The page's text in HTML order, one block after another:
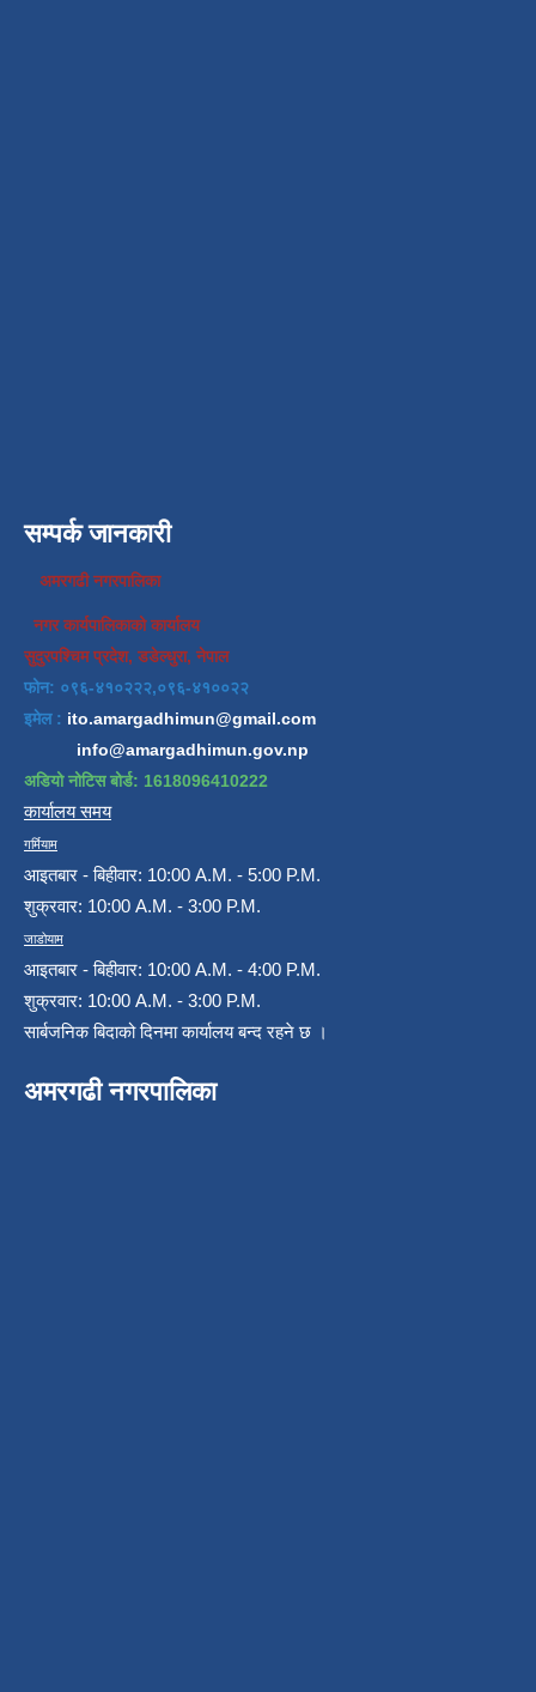
सम्पर्क जानकारी
अमरगढी नगरपालिका
नगर कार्यपालिकाको कार्यालय
सुदुरपश्चिम प्रदेश, डडेल्धुरा, नेपाल
फोन: ०९६-४१०२२२,०९६-४१००२२
इमेल : ito.amargadhimun@gmail.com
info@amargadhimun.gov.np
अडियो नोटिस बोर्ड: 1618096410222
कार्यालय समय
गर्मियाम
आइतबार - बिहीवार: 10:00 A.M. - 5:00 P.M.
शुक्रवार: 10:00 A.M. - 3:00 P.M.
जाडोयाम
आइतबार - बिहीवार: 10:00 A.M. - 4:00 P.M.
शुक्रवार: 10:00 A.M. - 3:00 P.M.
सार्बजनिक बिदाको दिनमा कार्यालय बन्द रहने छ ।
अमरगढी नगरपालिका